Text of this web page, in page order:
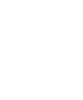
в нашем
у нас на сайте
Луцк,